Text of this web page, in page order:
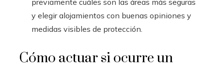
y elegir alojamientos con buenas opiniones y
medidas visibles de protección.
Cómo actuar si ocurre un